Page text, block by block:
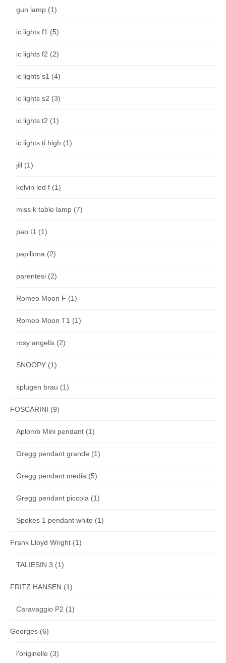
gun lamp (1)
ic lights f1 (5)
ic lights f2 (2)
ic lights s1 (4)
ic lights s2 (3)
ic lights t2 (1)
ic lights ti high (1)
jill (1)
kelvin led f (1)
miss k table lamp (7)
pao t1 (1)
papillona (2)
parentesi (2)
Romeo Moon F (1)
Romeo Moon T1 (1)
rosy angelis (2)
SNOOPY (1)
splugen brau (1)
FOSCARINI (9)
Aplomb Mini pendant (1)
Gregg pendant grande (1)
Gregg pendant media (5)
Gregg pendant piccola (1)
Spokes 1 pendant white (1)
Frank Lloyd Wright (1)
TALIESIN 3 (1)
FRITZ HANSEN (1)
Caravaggio P2 (1)
Georges (6)
l'originelle (3)